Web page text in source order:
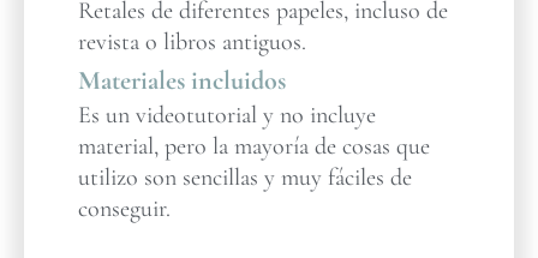
Retales de diferentes papeles, incluso de
revista o libros antiguos.
Materiales incluidos
Es un videotutorial y no incluye
material, pero la mayoría de cosas que
utilizo son sencillas y muy fáciles de
conseguir.